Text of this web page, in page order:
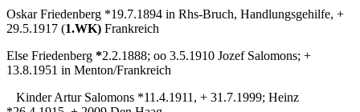
Oskar Friedenberg *19.7.1894 in Rhs-Bruch, Handlungsgehilfe, +
29.5.1917 (1.WK) Frankreich
Else Friedenberg *2.2.1888; oo 3.5.1910 Jozef Salomons; +
13.8.1951 in Menton/Frankreich
Kinder Artur Salomons *11.4.1911, + 31.7.1999; Heinz